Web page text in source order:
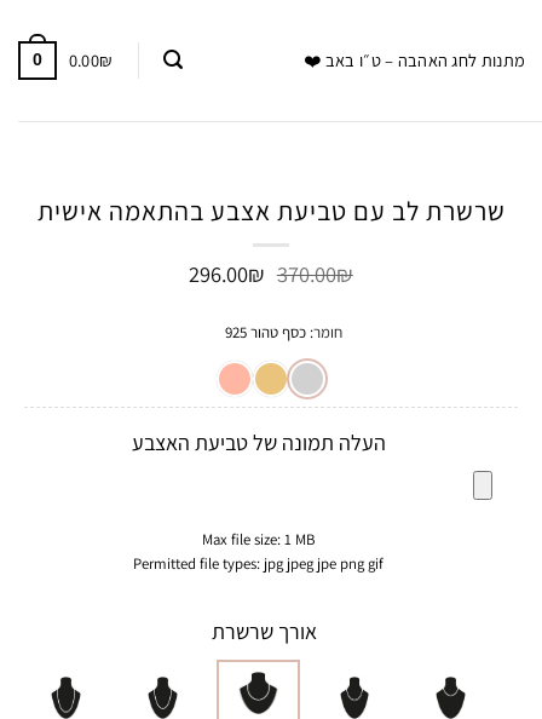
מתנות לחג האהבה – ט״ו באב ❤️ 0.00₪
0
שרשרת לב עם טביעת אצבע בהתאמה אישית
370.00₪ המחיר
370.00₪.
296.00₪ המחיר
חומר:כסף טהור 925
העלה תמונה של טביעת האצבע
Max file size: 1 MB
Permitted file types: jpg jpeg jpe png gif
אורך שרשרת